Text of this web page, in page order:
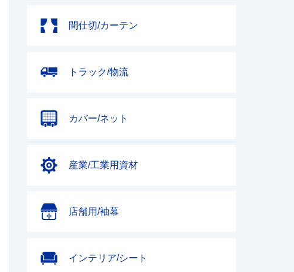
間仕切/カーテン
トラック/物流
カバー/ネット
産業/工業用資材
店舗用/袖幕
インテリア/シート